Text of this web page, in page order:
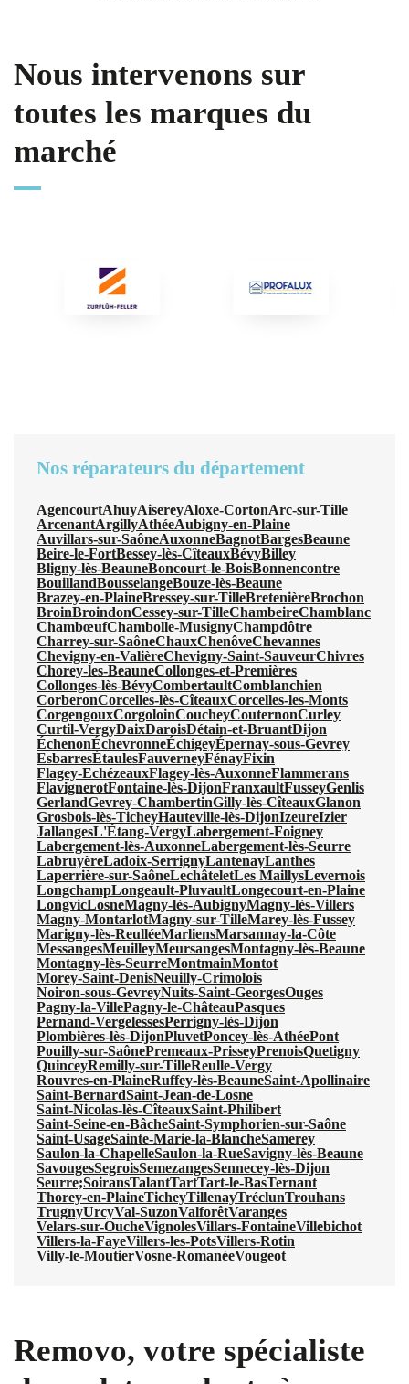
Nous intervenons sur
toutes les marques du
marché
Nos réparateurs du département
AgencourtAhuyAisereyAloxe-CortonArc-sur-Tille
ArcenantArgillyAthéeAubigny-en-Plaine
Auvillars-sur-SaôneAuxonneBagnotBargesBeaune
Beire-le-FortBessey-lès-CîteauxBévyBilley
Bligny-lès-BeauneBoncourt-le-BoisBonnencontre
BouillandBousselangeBouze-lès-Beaune
Brazey-en-PlaineBressey-sur-TilleBretenièreBrochon
BroinBroindonCessey-sur-TilleChambeireChamblanc
ChambœufChambolle-MusignyChampdôtre
Charrey-sur-SaôneChauxChenôveChevannes
Chevigny-en-ValièreChevigny-Saint-SauveurChivres
Chorey-les-BeauneCollonges-et-Premières
Collonges-lès-BévyCombertaultComblanchien
CorberonCorcelles-lès-CîteauxCorcelles-les-Monts
CorgengouxCorgoloinCoucheyCouternonCurley
Curtil-VergyDaixDaroisDétain-et-BruantDijon
ÉchenonÉchevronneÉchigeyÉpernay-sous-Gevrey
EsbarresÉtaulesFauverneyFénayFixin
Flagey-EchézeauxFlagey-lès-AuxonneFlammerans
FlavignerotFontaine-lès-DijonFranxaultFusseyGenlis
GerlandGevrey-ChambertinGilly-lès-CîteauxGlanon
Grosbois-lès-TicheyHauteville-lès-DijonIzeureIzier
JallangesL'Étang-VergyLabergement-Foigney
Labergement-lès-AuxonneLabergement-lès-Seurre
LabruyèreLadoix-SerrignyLantenayLanthes
Laperrière-sur-SaôneLechâteletLes MaillysLevernois
LongchampLongeault-PluvaultLongecourt-en-Plaine
LongvicLosneMagny-lès-AubignyMagny-lès-Villers
Magny-MontarlotMagny-sur-TilleMarey-lès-Fussey
Marigny-lès-ReulléeMarliensMarsannay-la-Côte
MessangesMeuilleyMeursangesMontagny-lès-Beaune
Montagny-lès-SeurreMontmainMontot
Morey-Saint-DenisNeuilly-Crimolois
Noiron-sous-GevreyNuits-Saint-GeorgesOuges
Pagny-la-VillePagny-le-ChâteauPasques
Pernand-VergelessesPerrigny-lès-Dijon
Plombières-lès-DijonPluvetPoncey-lès-AthéePont
Pouilly-sur-SaônePremeaux-PrisseyPrenoisQuetigny
QuinceyRemilly-sur-TilleReulle-Vergy
Rouvres-en-PlaineRuffey-lès-BeauneSaint-Apollinaire
Saint-BernardSaint-Jean-de-Losne
Saint-Nicolas-lès-CîteauxSaint-Philibert
Saint-Seine-en-BâcheSaint-Symphorien-sur-Saône
Saint-UsageSainte-Marie-la-BlancheSamerey
Saulon-la-ChapelleSaulon-la-RueSavigny-lès-Beaune
SavougesSegroisSemezangesSennecey-lès-Dijon
Seurre;SoiransTalantTartTart-le-BasTernant
Thorey-en-PlaineTicheyTillenayTréclunTrouhans
TrugnyUrcyVal-SuzonValforêtVaranges
Velars-sur-OucheVignolesVillars-FontaineVillebichot
Villers-la-FayeVillers-les-PotsVillers-Rotin
Villy-le-MoutierVosne-RomanéeVougeot
Removo, votre spécialiste